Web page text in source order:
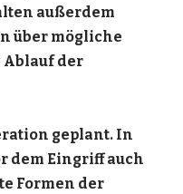
außerdem
über mögliche
Ablauf der
geplant. In
dem Eingriff auch
Formen der